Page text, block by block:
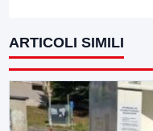
ARTICOLI SIMILI